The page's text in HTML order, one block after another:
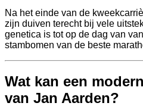
Na het einde van de
zijn duiven terecht bij vele
genetica is tot op de dag van
stambomen van de beste
Wat kan een
van Jan Aarden?